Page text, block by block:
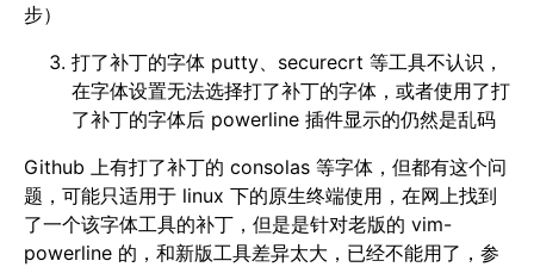
步）
打了补丁的字体 putty、securecrt 等工具不认识，
在字体设置无法选择打了补丁的字体，或者使用了打
了补丁的字体后 powerline 插件显示的仍然是乱码
Github 上有打了补丁的 consolas 等字体，但都有这个问
题，可能只适用于 linux 下的原生终端使用，在网上找到
了一个该字体工具的补丁，但是是针对老版的 vim-
powerline 的，和新版工具差异太大，已经不能用了，参